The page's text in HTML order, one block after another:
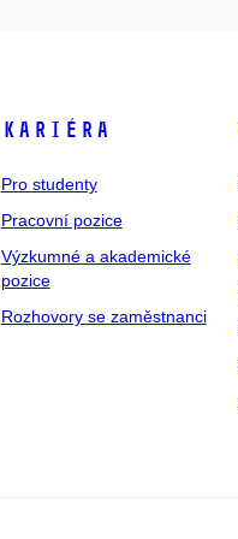
Kariéra
Pro studenty
Pracovní pozice
Výzkumné a akademické
pozice
Rozhovory se zaměstnanci